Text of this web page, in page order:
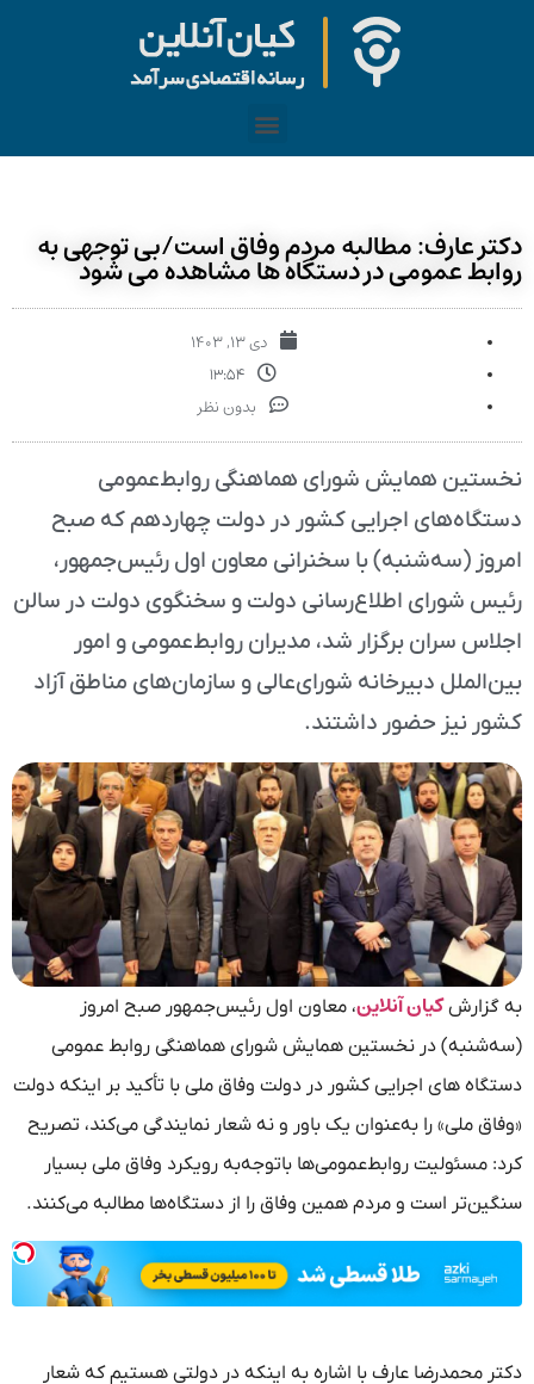
دکتر عارف: مطالبه مردم وفاق است/بی توجهی به
روابط عمومی در دستگاه ها مشاهده می شود
دی ۱۳, ۱۴۰۳
۱۳:۵۴
بدون نظر
نخستین همایش شورای هماهنگی روابط‌عمومی
دستگاه‌های اجرایی کشور در دولت چهاردهم که صبح
امروز (سه‌شنبه) با سخنرانی معاون اول رئیس‌جمهور،
رئیس شورای اطلاع‌رسانی دولت و سخنگوی دولت در سالن
اجلاس سران برگزار شد، مدیران روابط‌عمومی و امور
بین‌الملل دبیرخانه شورای‌عالی و سازمان‌های مناطق آزاد
کشور نیز حضور داشتند.
به گزارشکیان آنلاین، معاون اول رئیس‌جمهور صبح امروز
(سه‌شنبه) در نخستین همایش شورای هماهنگی روابط‌ عمومی
دستگاه‌ های اجرایی کشور در دولت وفاق ملی با تأکید بر اینکه دولت
«وفاق ملی» را به‌عنوان یک باور و نه شعار نمایندگی می‌کند، تصریح
کرد: مسئولیت روابط‌عمومی‌ها باتوجه‌به رویکرد وفاق ملی بسیار
سنگین‌تر است و مردم همین وفاق را از دستگاه‌ها مطالبه می‌کنند.
دکتر محمدرضا عارف با اشاره به اینکه در دولتی هستیم که شعار